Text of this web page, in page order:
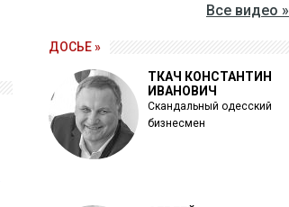
Все видео »
ДОСЬЕ »
ТКАЧ КОНСТАНТИН
ИВАНОВИЧ
Скандальный одесский
бизнесмен